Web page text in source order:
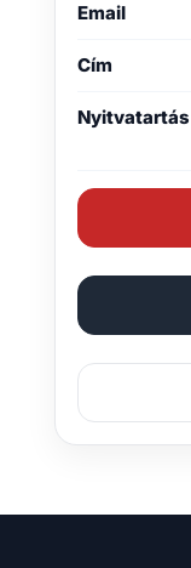
Email
Cím
Nyitvatartás